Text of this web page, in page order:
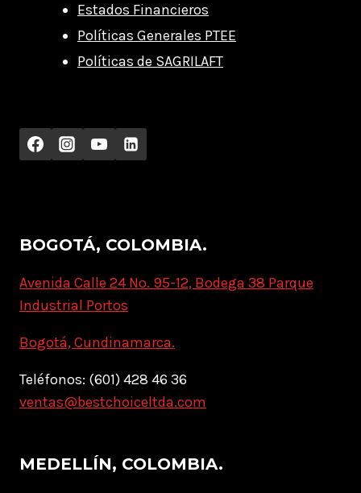
Estados Financieros
Políticas Generales PTEE
Políticas de SAGRILAFT
BOGOTÁ, COLOMBIA.
Avenida Calle 24 No. 95-12, Bodega 38 Parque
Industrial Portos
Bogotá, Cundinamarca.
Teléfonos: (601) 428 46 36
ventas@bestchoiceltda.com
MEDELLÍN, COLOMBIA.